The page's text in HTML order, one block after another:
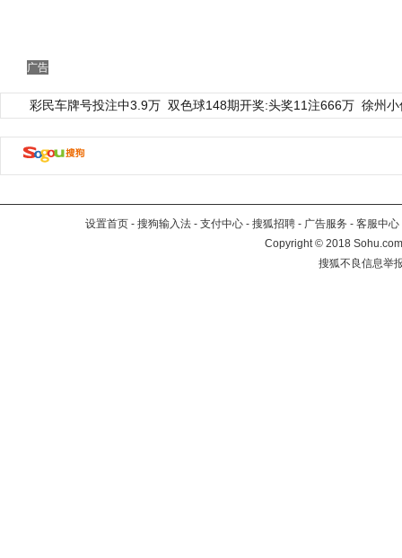
广告
彩民车牌号投注中3.9万 双色球148期开奖:头奖11注666万 徐州
设置首页 - 搜狗输入法 - 支付中心 - 搜狐招聘 - 广告服务 - 客服中心
Copyright©2018
搜狐不良信息举